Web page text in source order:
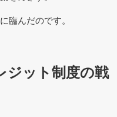
臨んだのです。
ジット制度の戦